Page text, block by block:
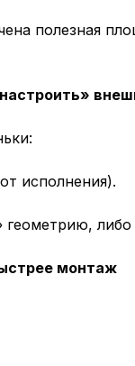
полезная
исполнения).
монтаж